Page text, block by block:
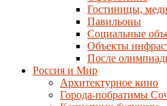
Гостиницы,
Павильоны
Социальные
Объекты
После
Россия и Мир
Архитектурное кино
Города-побратимы